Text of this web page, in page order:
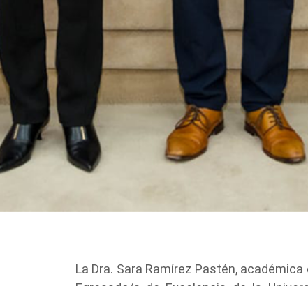
La Dra. Sara Ramírez Pastén,